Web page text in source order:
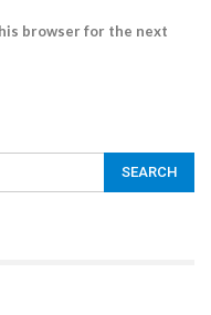
browser for the next